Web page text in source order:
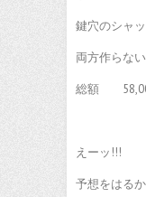
鍵穴のシャ
両方作らな
総額
えーッ!!!
予想をはる